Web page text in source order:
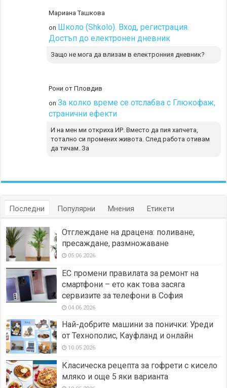
Мариана Ташкова
on Школо (Shkolo). Вход, регистрация.
Достъп до електронен дневник
Защо не мога да влизам в електронния дневник?
Рони от Пловдив
onЗа колко време се отслабва с Глюкофаж,
странични ефекти
И на мен ми откриха ИР. Вместо да пия хапчета,
тотално си промених живота. След работа отивам
да тичам. За
Последни Популярни Мнения Етикети
Отглеждане на драцена: поливане,
пресаждане, размножаване
05.06.2026
ЕС промени правилата за ремонт на
смартфони – ето как това засяга
сервизите за телефони в София
04.06.2026
Най-добрите машини за понички: Уреди
от Технополис, Кауфланд и онлайн
10.05.2026
Класическа рецепта за гофрети с кисело
мляко и още 5 яки варианта